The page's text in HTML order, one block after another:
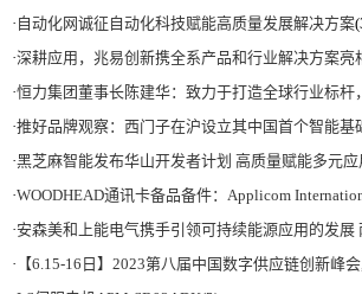
· 自动化网诚征自动化科技赋能高质量发展解决方案
·深耕应用，兆易创新携全系产品和行业解决方案亮
·恒力集团董事长陈建华：致力于打造全球行业标杆，为国家的经济高质量发展贡献更大力量|上
·推好品牌观察：西门子在沪设立其中国首个智能基
·黑芝麻智能发布华山开发者计划 高质量赋能多元
·WOODHEAD通讯卡备品备件：Applicom International
·安森美和上能电气携手引领可持续能源应用的发展 两家公司合作开发高性能储能和太阳能
· 【6.15-16日】2023第八届中国数字供应链创新峰